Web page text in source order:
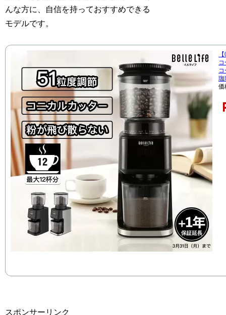
んな方に、自信を持っておすすめできる
モデルです。
珈
価
スポンサーリンク